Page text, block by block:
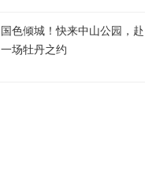
国色倾城！快来中山公园，赴
一场牡丹之约